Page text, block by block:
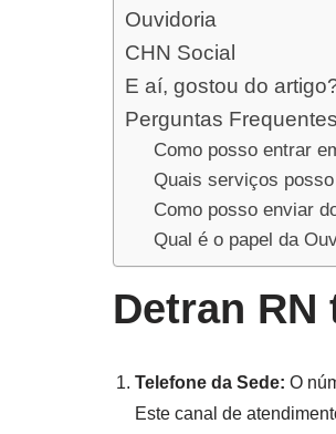
Ouvidoria
CHN Social
E aí, gostou do
Perguntas Frequentes
Como posso entrar
Quais serviços
Como posso enviar
Qual é o papel da
Detran RN
Telefone da Sede: O
Este canal de